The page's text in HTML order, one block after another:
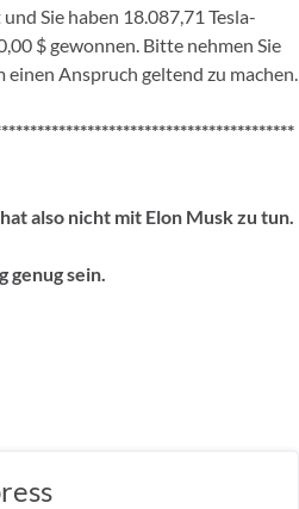
Sie haben 18.087,71 Tesla-
$ gewonnen. Bitte nehmen Sie
Anspruch geltend zu machen.
also nicht mit Elon Musk zu tun.
genug sein.